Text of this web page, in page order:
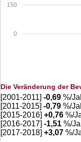
0
150
Die Veränderung der
[2001-2011] -0,69 %/
[2011-2015] -0,79 %/
[2015-2016] +0,76 %/
[2016-2017] -1,51 %/
[2017-2018] +3,07 %/